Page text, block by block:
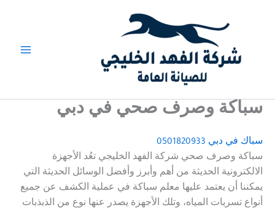
سباكة وصرف صحي في دبي
سباك في دبي 0501820933
سباكة وصرف صحي شركة الفهد الخليجي تعُد الأجهزة
الالكترونية الحديثة من أهم وأبرز وأفضل الوسائل الحديثة التي
يمكننا أن يعتمد عليها معلم سباكة في عملية الكشف عن جميع
أنواع تسربات المياه، وتلك الأجهزة يصدر عنها نوع من الذبذبات